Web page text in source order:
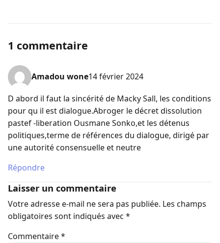
1 commentaire
Amadou wone14 février 2024
D abord il faut la sincérité de Macky Sall, les conditions
pour qu il est dialogue.Abroger le décret dissolution
pastef -liberation Ousmane Sonko,et les détenus
politiques,terme de références du dialogue, dirigé par
une autorité consensuelle et neutre
Répondre
Laisser un commentaire
Votre adresse e-mail ne sera pas publiée. Les champs
obligatoires sont indiqués avec *
Commentaire*